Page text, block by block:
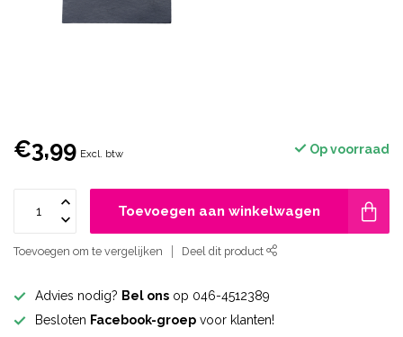
€3,99 Excl. btw Op voorraad
Toevoegen aan winkelwagen
Toevoegen om te vergelijken Deel dit product
Advies nodig? Bel ons op 046-4512389
Besloten Facebook-groep voor klanten!